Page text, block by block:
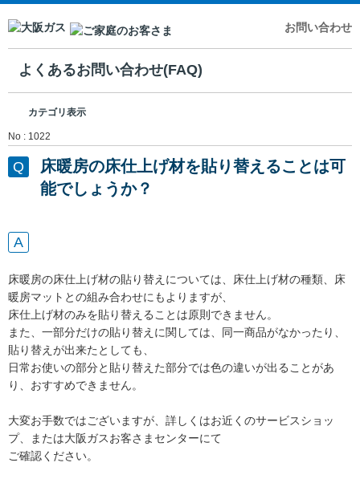
お問い合わせ
よくあるお問い合わせ(FAQ)
カテゴリ表示
No : 1022
床暖房の床仕上げ材を貼り替えることは可
能でしょうか？
床暖房の床仕上げ材の貼り替えについては、床仕上げ材の種類、床
暖房マットとの組み合わせにもよりますが、
床仕上げ材のみを貼り替えることは原則できません。
また、一部分だけの貼り替えに関しては、同一商品がなかったり、
貼り替えが出来たとしても、
日常お使いの部分と貼り替えた部分では色の違いが出ることがあ
り、おすすめできません。
大変お手数ではございますが、詳しくはお近くのサービスショッ
プ、または大阪ガスお客さまセンターにて
ご確認ください。